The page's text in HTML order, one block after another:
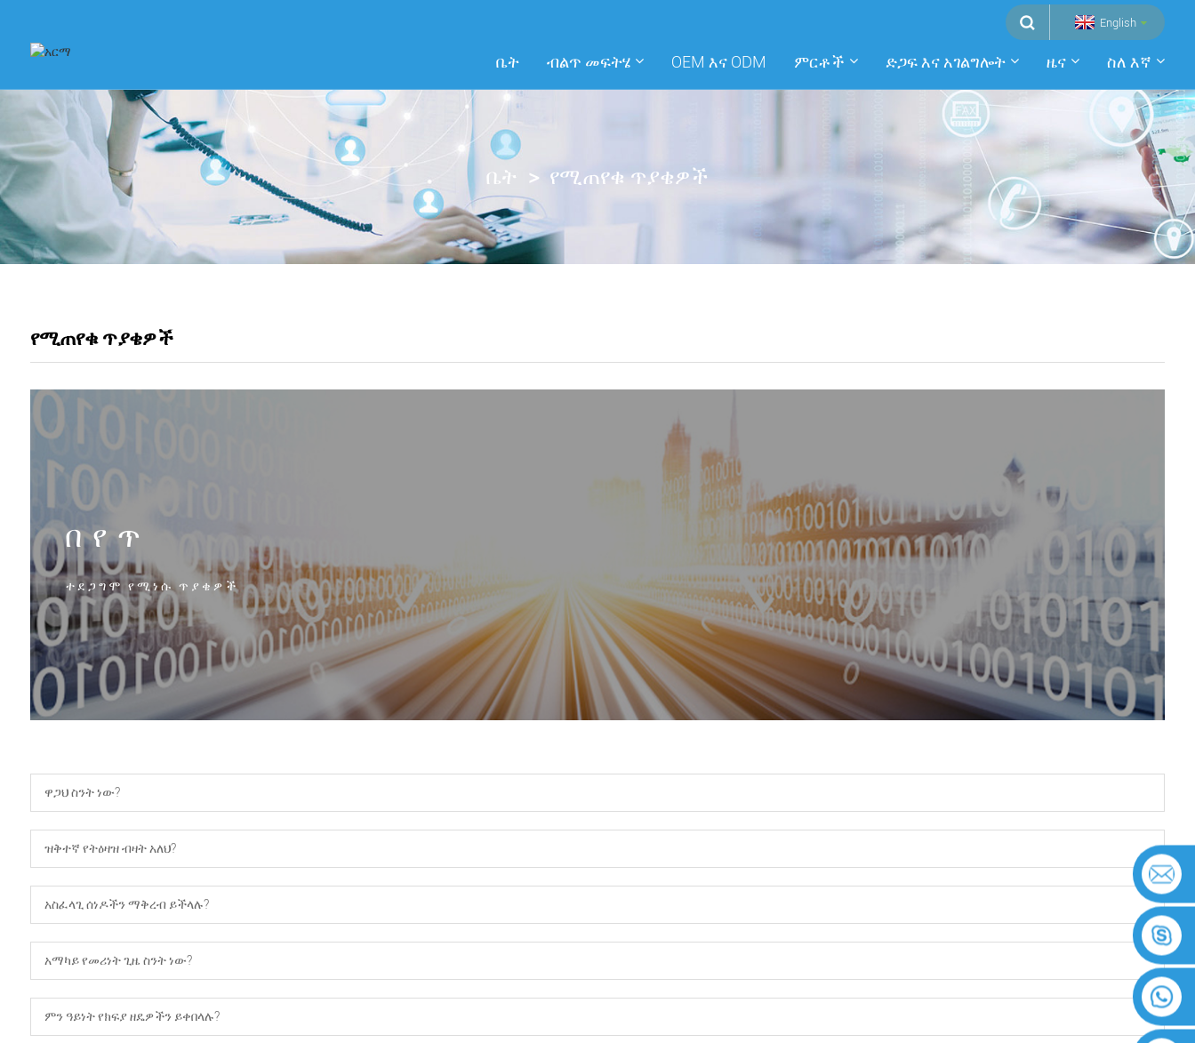
English
ቤት ብልጥ መፍትሄ OEM እና ODM ምርቶች ድጋፍ እና አገልግሎት ዜና ስለ እኛ
ቤት የሚጠየቁ ጥያቄዎች
የሚጠየቁ ጥያቄዎች
በየጥ
ተደጋግሞ የሚነሱ ጥያቄዎች
ዋጋህ ስንት ነው?
ዝቅተኛ የትዕዛዝ ብዛት አለህ?
አስፈላጊ ሰነዶችን ማቅረብ ይችላሉ?
አማካይ የመሪነት ጊዜ ስንት ነው?
ምን ዓይነት የክፍያ ዘዴዎችን ይቀበላሉ?